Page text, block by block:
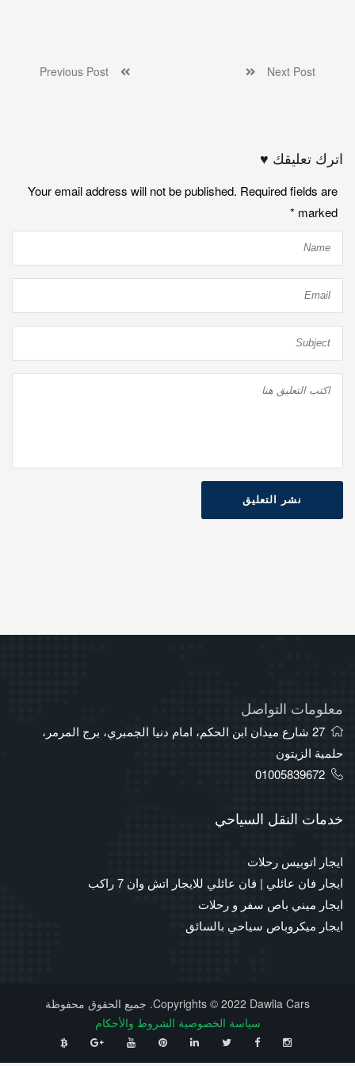
Next Post
اترك تعليقك ♥
Your email address will not be published. Required fields are
marked
*
نشر التعليق
معلومات التواصل
27 شارع ميدان ابن الحكم، امام دنيا الجمبري، برج المرمر،
حلمية الزيتون
01005839672
خدمات النقل السياحي
ايجار اتوبيس رحلات
ايجار فان عائلي | فان عائلي للايجار اتش وان 7 راكب
ايجار ميني باص سفر و رحلات
ايجار ميكروباص سياحي بالسائق
Copyrights © 2022 Dawlia Cars. جميع الحقوق محفوظة
سياسة الخصوصية الشروط والأحكام